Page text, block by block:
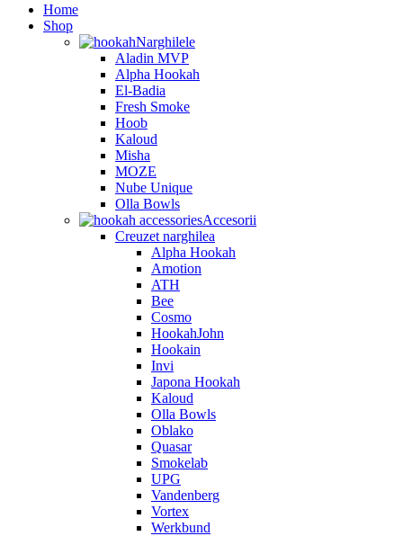
Home
Shop
Narghilele
Aladin MVP
Alpha Hookah
El-Badia
Fresh Smoke
Hoob
Kaloud
Misha
MOZE
Nube Unique
Olla Bowls
Accesorii
Creuzet narghilea
Alpha Hookah
Amotion
ATH
Bee
Cosmo
HookahJohn
Hookain
Invi
Japona Hookah
Kaloud
Olla Bowls
Oblako
Quasar
Smokelab
UPG
Vandenberg
Vortex
Werkbund